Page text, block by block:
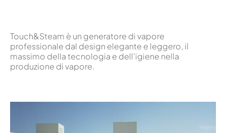
Touch&Steam è un generatore di vapore
professionale dal design elegante e leggero, il
massimo della tecnologia e dell’igiene nella
produzione di vapore.